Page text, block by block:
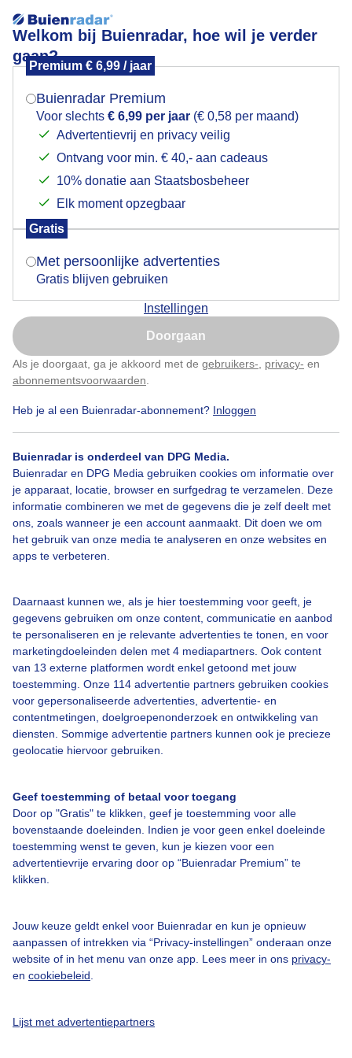
Welkom bij Buienradar, hoe wil je verder
gaan?
Premium € 6,99 / jaar
Buienradar Premium
Voor slechts € 6,99 per jaar (€ 0,58 per maand)
Advertentievrij en privacy veilig
Ontvang voor min. € 40,- aan cadeaus
10% donatie aan Staatsbosbeheer
Elk moment opzegbaar
Gratis
Met persoonlijke advertenties
Gratis blijven gebruiken
Instellingen
Doorgaan
Als je doorgaat, ga je akkoord met de gebruikers- privacy- en
abonnementsvoorwaarden
Heb je al een Buienradar-abonnement? Inloggen
Buienradar is onderdeel van DPG Media.
Buienradar en DPG Media gebruiken cookies om informatie over
je apparaat, locatie, browser en surfgedrag te verzamelen. Deze
informatie combineren we met de gegevens die je zelf deelt met
ons, zoals wanneer je een account aanmaakt. Dit doen we om
het gebruik van onze media te analyseren en onze websites en
apps te verbeteren.
Daarnaast kunnen we, als je hier toestemming voor geeft, je
gegevens gebruiken om onze content, communicatie en aanbod
te personaliseren en je relevante advertenties te tonen, en voor
marketingdoeleinden delen met 4 mediapartners. Ook content
van 13 externe platformen wordt enkel getoond met jouw
toestemming. Onze 114 advertentie partners gebruiken cookies
voor gepersonaliseerde advertenties, advertentie- en
contentmetingen, doelgroepenonderzoek en ontwikkeling van
diensten. Sommige advertentie partners kunnen ook je precieze
geolocatie hiervoor gebruiken.
Geef toestemming of betaal voor toegang
Door op "Gratis" te klikken, geef je toestemming voor alle
bovenstaande doeleinden. Indien je voor geen enkel doeleinde
toestemming wenst te geven, kun je kiezen voor een
advertentievrije ervaring door op “Buienradar Premium” te
klikken.
Jouw keuze geldt enkel voor Buienradar en kun je opnieuw
aanpassen of intrekken via “Privacy-instellingen” onderaan onze
website of in het menu van onze app. Lees meer in ons privacy-
en cookiebeleid
Lijst met advertentiepartners
somber grijs
Door: ben Saanen Gemaakt: 09-10-2025, 57x bekeken
Natuur Herfst Wolken
Bekijk slideshow
Over Buienradar
Bedrijfsgegevens
Contact
Toegankelijkheid
Gebruikersvoorwaarden
Adverteren
Privacy beleid
Cookie beleid
Mogen we je locatie gebruiken voor het
Indien je hier nog geen akkoord op hebt gegeven,
verschijnt er zo een pop-up uit je browser waarin
Is goed, toon de popup
Nu niet, misschien later
Klik hierom dit aan te passen